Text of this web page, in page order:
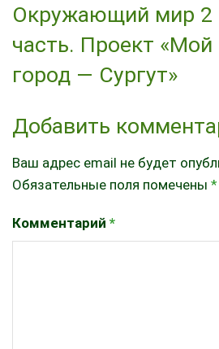
Окружающий мир 2
часть. Проект «Мой
город — Сургут»
Добавить
Ваш адрес email не будет
Обязательные поля помечены *
Комментарий *